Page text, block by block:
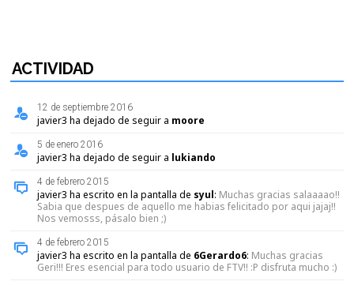
ACTIVIDAD
12 de septiembre 2016
javier3 ha dejado de seguir a moore
5 de enero 2016
javier3 ha dejado de seguir a lukiando
4 de febrero 2015
javier3 ha escrito en la pantalla de syul: Muchas gracias salaaaao!!
Sabia que despues de aquello me habias felicitado por aqui jajaj!!
Nos vemosss, pásalo bien ;)
4 de febrero 2015
javier3 ha escrito en la pantalla de 6Gerardo6: Muchas gracias
Geri!!! Eres esencial para todo usuario de FTV!! :P disfruta mucho :)